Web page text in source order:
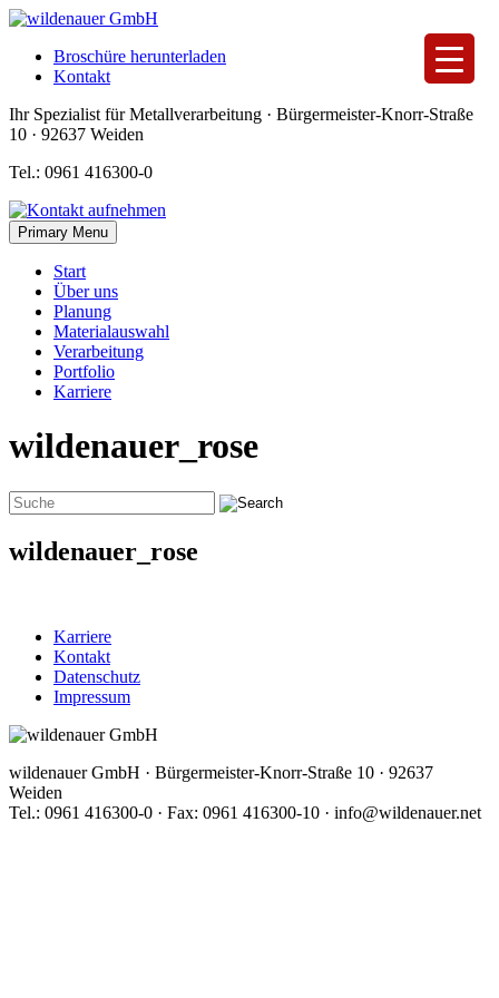
Skip
contentBroschüre herunterladen
Kontakt
Ihr Spezialist für Metallverarbeitung · Bürgermeister-Knorr-Straße
10 · 92637 Weiden
Tel.: 0961 416300-0
Primary Menu
Start
Über uns
Planung
Materialauswahl
Verarbeitung
Portfolio
Karriere
wildenauer_rose
wildenauer_rose
Karriere
Kontakt
Datenschutz
Impressum
wildenauer GmbH · Bürgermeister-Knorr-Straße 10 · 92637
Weiden
Tel.: 0961 416300-0 · Fax: 0961 416300-10 · info@wildenauer.net